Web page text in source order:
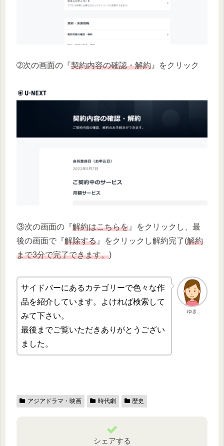
➁次の画面の『契約内容の確認・解約』をクリック
③次の画面の『解約はこちらを 』をクリックし、最
後の画面で『解除する 』をクリックし解約完了(解約
まで3分で完了できます。)
ゆき
サイドバーにあるカテゴリーで色々な作
品を紹介しています。よければ検索して
みて下さい。
最後までご覧いただきありがとうござい
ました。
アジアドラマ・映画 時代劇 歴史
シェアする